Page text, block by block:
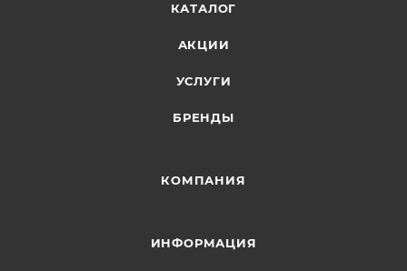
КАТАЛОГ
АКЦИИ
УСЛУГИ
БРЕНДЫ
КОМПАНИЯ
ИНФОРМАЦИЯ